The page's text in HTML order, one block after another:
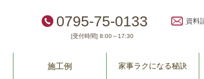
0795-75-0133
[受付時間] 8:00～17:30
資料
施工例 家事ラクになる秘訣